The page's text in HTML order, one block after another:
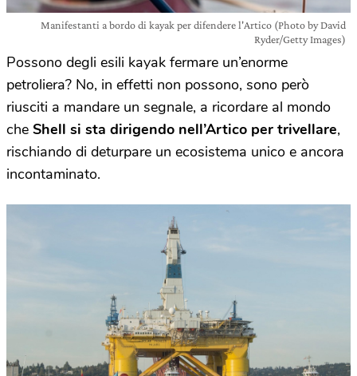
Manifestanti a bordo di kayak per difendere l'Artico (Photo by David
Ryder/Getty Images)
Possono degli esili kayak fermare un’enorme
petroliera? No, in effetti non possono, sono però
riusciti a mandare un segnale, a ricordare al mondo
che Shell si sta dirigendo nell’Artico per trivellare,
rischiando di deturpare un ecosistema unico e ancora
incontaminato.